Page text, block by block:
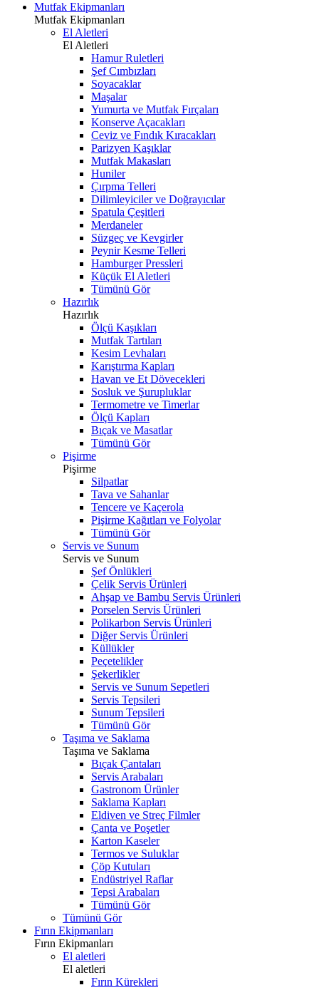
Mutfak Ekipmanları
Mutfak Ekipmanları
El Aletleri
El Aletleri
Hamur Ruletleri
Şef Cımbızları
Soyacaklar
Maşalar
Yumurta ve Mutfak Fırçaları
Konserve Açacakları
Ceviz ve Fındık Kıracakları
Parizyen Kaşıklar
Mutfak Makasları
Huniler
Çırpma Telleri
Dilimleyiciler ve Doğrayıcılar
Spatula Çeşitleri
Merdaneler
Süzgeç ve Kevgirler
Peynir Kesme Telleri
Hamburger Pressleri
Küçük El Aletleri
Tümünü Gör
Hazırlık
Hazırlık
Ölçü Kaşıkları
Mutfak Tartıları
Kesim Levhaları
Karıştırma Kapları
Havan ve Et Dövecekleri
Sosluk ve Şurupluklar
Termometre ve Timerlar
Ölçü Kapları
Bıçak ve Masatlar
Tümünü Gör
Pişirme
Pişirme
Silpatlar
Tava ve Sahanlar
Tencere ve Kaçerola
Pişirme Kağıtları ve Folyolar
Tümünü Gör
Servis ve Sunum
Servis ve Sunum
Şef Önlükleri
Çelik Servis Ürünleri
Ahşap ve Bambu Servis Ürünleri
Porselen Servis Ürünleri
Polikarbon Servis Ürünleri
Diğer Servis Ürünleri
Küllükler
Peçetelikler
Şekerlikler
Servis ve Sunum Sepetleri
Servis Tepsileri
Sunum Tepsileri
Tümünü Gör
Taşıma ve Saklama
Taşıma ve Saklama
Bıçak Çantaları
Servis Arabaları
Gastronom Ürünler
Saklama Kapları
Eldiven ve Streç Filmler
Çanta ve Poşetler
Karton Kaseler
Termos ve Suluklar
Çöp Kutuları
Endüstriyel Raflar
Tepsi Arabaları
Tümünü Gör
Tümünü Gör
Fırın Ekipmanları
Fırın Ekipmanları
El aletleri
El aletleri
Fırın Kürekleri